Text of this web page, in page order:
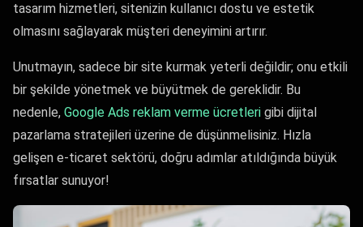
tasarım hizmetleri, sitenizin kullanıcı dostu ve estetik
olmasını sağlayarak müşteri deneyimini artırır.
Unutmayın, sadece bir site kurmak yeterli değildir; onu etkili
bir şekilde yönetmek ve büyütmek de gereklidir. Bu
nedenle, Google Ads reklam verme ücretleri gibi dijital
pazarlama stratejileri üzerine de düşünmelisiniz. Hızla
gelişen e-ticaret sektörü, doğru adımlar atıldığında büyük
fırsatlar sunuyor!